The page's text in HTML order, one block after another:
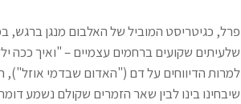
פרל, כגיטריסט המוביל של האלבום מנגן ברגש,
שלעיתים שקועים ברחמים עצמיים – "ואיך ככה
למרות הדיווחים על דם ("האדום שבדמי אוזל"),
שיבחינו בינו לבין שאר הזמרים שקולם נשמע